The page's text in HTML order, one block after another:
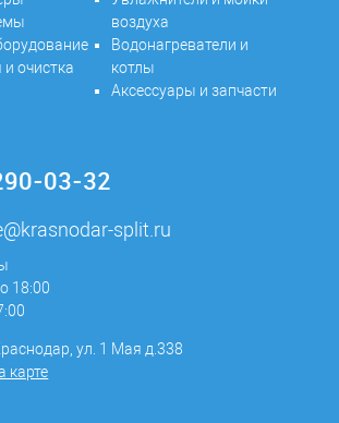
очистка
воздуха
Водонагреватели и
котлы
Аксессуары и запчасти
03-32
split.ru
18:00
ул. 1 Мая д.338
карте